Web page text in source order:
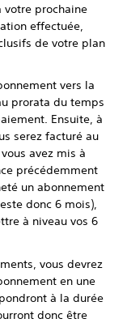
prochaine
effectuée,
de votre plan
vers la
prorata du temps
Ensuite, à
serez facturé au
avez mis à
précédemment
un abonnement
donc 6 mois),
à niveau vos 6
vous devrez
en une
à la durée
donc être